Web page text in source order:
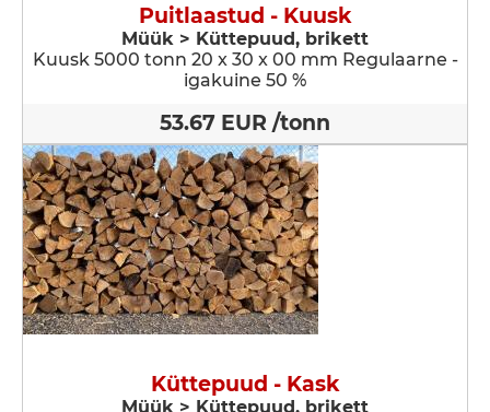
Puitlaastud - Kuusk
Müük > Küttepuud, brikett
Kuusk 5000 tonn 20 x 30 x 00 mm Regulaarne -
igakuine 50 %
53.67 EUR /tonn
Küttepuud - Kask
Müük > Küttepuud, brikett